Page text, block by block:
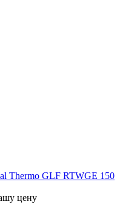
Thermo GLF RTWGE 150
цену